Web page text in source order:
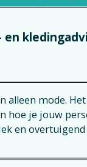
alleen mode.
hoe je jouw
en overtuigend